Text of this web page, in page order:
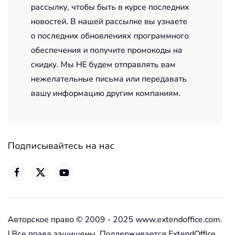
рассылку, чтобы быть в курсе последних
новостей. В нашей рассылке вы узнаете
о последних обновлениях программного
обеспечения и получите промокоды на
скидку. Мы НЕ будем отправлять вам
нежелательные письма или передавать
вашу информацию другим компаниям.
Подписывайтесь на нас
Авторское право © 2009 - 2025 www.extendoffice.com.